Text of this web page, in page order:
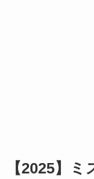
【2025】